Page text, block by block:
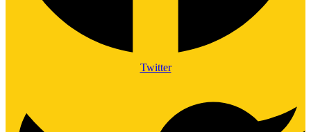
Twitter